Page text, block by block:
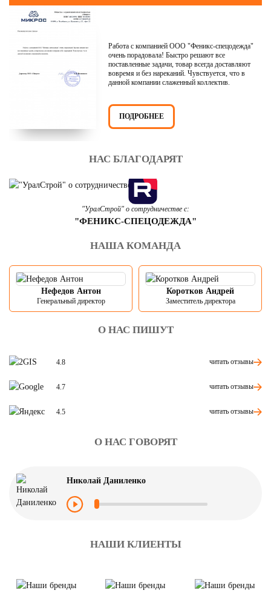
Работа с компанией ООО "Феникс-спецодежда"
очень порадовала! Быстро решают все
поставленные задачи, товар всегда доставляют
вовремя и без нареканий. Чувствуется, что в
данной компании слаженный коллектив.
ПОДРОБНЕЕ
НАС БЛАГОДАРЯТ
"УралСтрой" о сотрудничестве с:
"ФЕНИКС-СПЕЦОДЕЖДА"
НАША КОМАНДА
Нефедов Антон
Генеральный директор
Коротков Андрей
Заместитель директора
О НАС ПИШУТ
4.8 читать отзывы
4.7 читать отзывы
4.5 читать отзывы
О НАС ГОВОРЯТ
Николай Даниленко
НАШИ КЛИЕНТЫ